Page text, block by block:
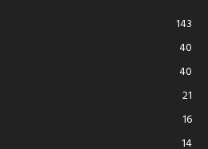
143
40
40
21
16
14